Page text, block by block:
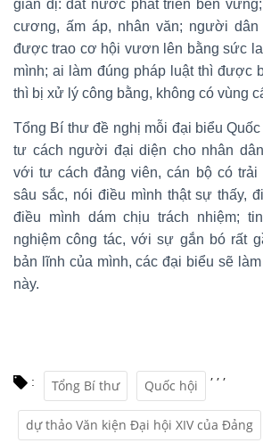
giản dị: đất nước phát triển bền
cương, ấm áp, nhân văn; người
được trao cơ hội vươn lên bằng sức
mình; ai làm đúng pháp luật thì được
thì bị xử lý công bằng, không có vùng
Tổng Bí thư đề nghị mỗi đại biểu
tư cách người đại diện cho nhân
với tư cách đảng viên, cán bộ có trải
sâu sắc, nói điều mình thật sự thấy,
điều mình dám chịu trách nhiệm;
nghiệm công tác, với sự gắn bó rất
bản lĩnh của mình, các đại biểu sẽ
này.
: Tổng Bí thư
,
Quốc hội
,
dự thảo Văn kiện Đại hội XIV của Đảng
,